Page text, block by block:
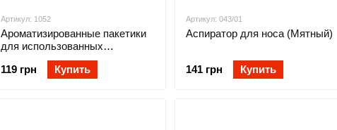
Артикул: 1052
Ароматизированные пакетики
для использованных
подгузников (100 шт)
"BabyOno"
119 грн Купить
Артикул: 043/01
Аспиратор для носа (Мятный)
141 грн Купить